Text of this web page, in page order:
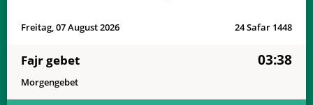
Freitag, 07 August 2026 24 Safar 1448
Fajr gebet 03:38
Morgengebet